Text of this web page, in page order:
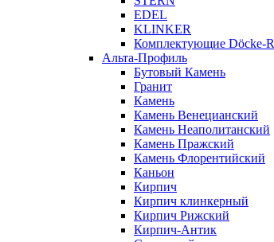
EDEL
KLINKER
Комплектующие Döcke-R
Альта-Профиль
Бутовый Камень
Гранит
Камень
Камень Венецианский
Камень Неаполитанский
Камень Пражский
Камень Флорентийский
Каньон
Кирпич
Кирпич клинкерный
Кирпич Рижский
Кирпич-Антик